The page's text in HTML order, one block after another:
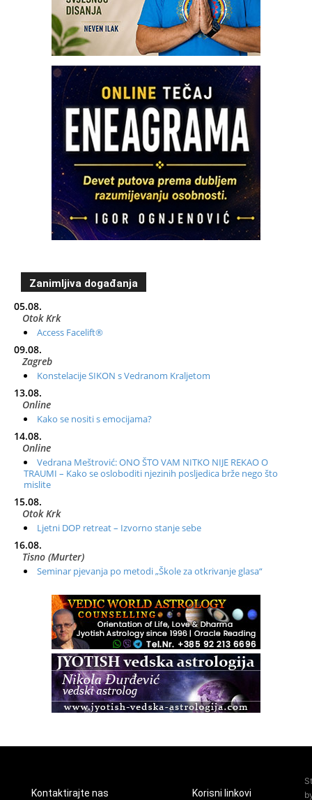
Zanimljiva događanja
05.08.
Otok Krk
Access Facelift®
09.08.
Zagreb
Konstelacije SIKON s Vedranom Kraljetom
13.08.
Online
Kako se nositi s emocijama?
14.08.
Online
Vedrana Meštrović: ONO ŠTO VAM NITKO NIJE REKAO O
TRAUMI – Kako se osloboditi njezinih posljedica brže nego što
mislite
15.08.
Otok Krk
Ljetni DOP retreat – Izvorno stanje sebe
16.08.
Tisno (Murter)
Seminar pjevanja po metodi „Škole za otkrivanje glasa“
Radionica: Pomagači iz drugih dimenzija Online – otvoreno za
Zagreb+Online
Osnovni ThetaHealing® tečaj, Zagreb i Online
Access BARS®, otpusti stres
Kontaktirajte nas Korisni linkovi